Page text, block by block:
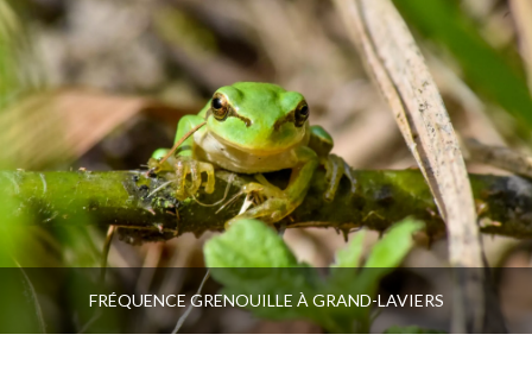
FRÉQUENCE GRENOUILLE À GRAND-LAVIERS